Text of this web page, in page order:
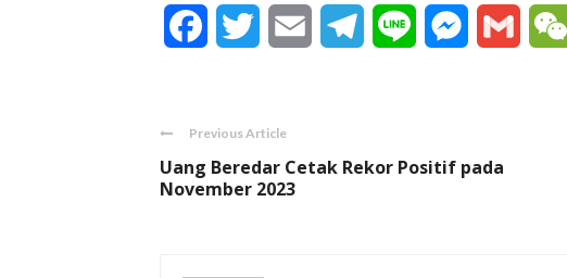
FacebookTwitter Email Telegram
Line Messenger
Gmail
Previous Article
Uang Beredar Cetak Rekor Positif pada
November 2023